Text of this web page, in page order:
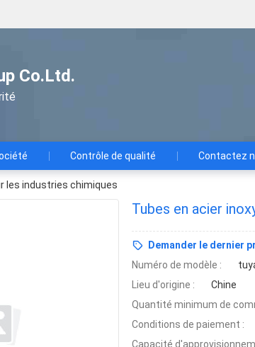
Co.Ltd.
Contrôle de qualité Contactez
les industries chimiques
Tubes en acier
Demander le dernier
Numéro de modèle :
Lieu d'origine :
Chine
Quantité minimum de
Conditions de paiement :
Capacité